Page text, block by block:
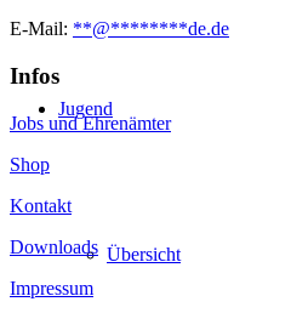
Jugend
Übersicht
E-Mail: **@********de.de
Infos
Jobs und Ehrenämter
Shop
Kontakt
Downloads
Impressum